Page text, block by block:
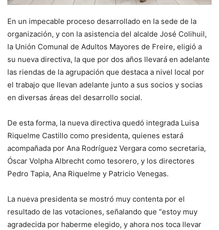
En un impecable proceso desarrollado en la sede de la
organización, y con la asistencia del alcalde José Colihuil,
la Unión Comunal de Adultos Mayores de Freire, eligió a
su nueva directiva, la que por dos años llevará en adelante
las riendas de la agrupación que destaca a nivel local por
el trabajo que llevan adelante junto a sus socios y socias
en diversas áreas del desarrollo social.
De esta forma, la nueva directiva quedó integrada Luisa
Riquelme Castillo como presidenta, quienes estará
acompañada por Ana Rodríguez Vergara como secretaria,
Óscar Volpha Albrecht como tesorero, y los directores
Pedro Tapia, Ana Riquelme y Patricio Venegas.
La nueva presidenta se mostró muy contenta por el
resultado de las votaciones, señalando que “estoy muy
agradecida por haberme elegido, y ahora nos toca llevar